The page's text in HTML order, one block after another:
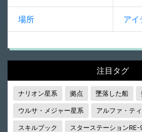
場所 アイ
注目タグ
ナリオン星系 拠点 墜落した船
ウルサ・メジャー星系 アルファ・テ
スキルブック スターステーションRE-